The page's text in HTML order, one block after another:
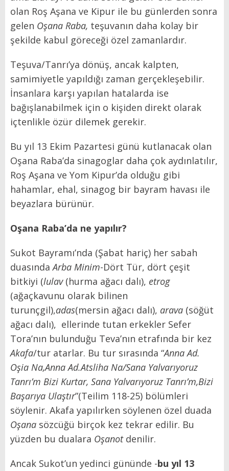
olan Roş Aşana ve Kipur ile bu günlerden sonra
gelen Oşana Raba, teşuvanın daha kolay bir
şekilde kabul göreceği özel zamanlardır.
Teşuva/Tanrı’ya dönüş, ancak kalpten,
samimiyetle yapıldığı zaman gerçekleşebilir.
İnsanlara karşı yapılan hatalarda ise
bağışlanabilmek için o kişiden direkt olarak
içtenlikle özür dilemek gerekir.
Bu yıl 13 Ekim Pazartesi günü kutlanacak olan
Oşana Raba’da sinagoglar daha çok aydınlatılır,
Roş Aşana ve Yom Kipur’da olduğu gibi
hahamlar, ehal, sinagog bir bayram havası ile
beyazlara bürünür.
Oşana Raba’da ne yapılır?
Sukot Bayramı’nda (Şabat hariç) her sabah
duasındaArba Minim-Dört Tür, dört çeşit
bitkiyi (lulav(hurma ağacı dalı), etrog
(ağaçkavunu olarak bilinen
turunçgil),adas(mersin ağacı dalı), arava (söğüt
ağacı dalı), ellerinde tutan erkekler Sefer
Tora’nın bulunduğu Teva’nın etrafında bir kez
Akafa/tur atarlar. Bu tur sırasında “Anna Ad.
Oşia Na,Anna Ad.Atsliha Na/Sana Yalvarıyoruz
Tanrı’m Bizi Kurtar, Sana Yalvarıyoruz Tanrı’m,Bizi
Başarıya Ulaştır”(Teilim 118-25) bölümleri
söylenir. Akafa yapılırken söylenen özel duada
Oşana sözcüğü birçok kez tekrar edilir. Bu
yüzden bu dualara Oşanot denilir.
Ancak Sukot’un yedinci gününde -bu yıl 13